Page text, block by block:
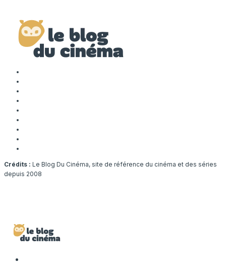
Crédits : Le Blog Du Cinéma, site de référence du cinéma et des séries
depuis 2008